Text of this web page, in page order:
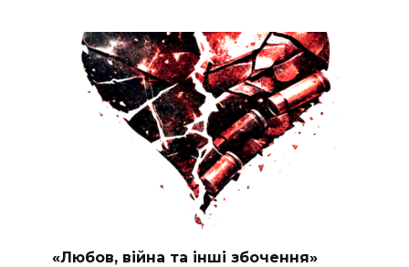
«Любов, війна та інші збочення»